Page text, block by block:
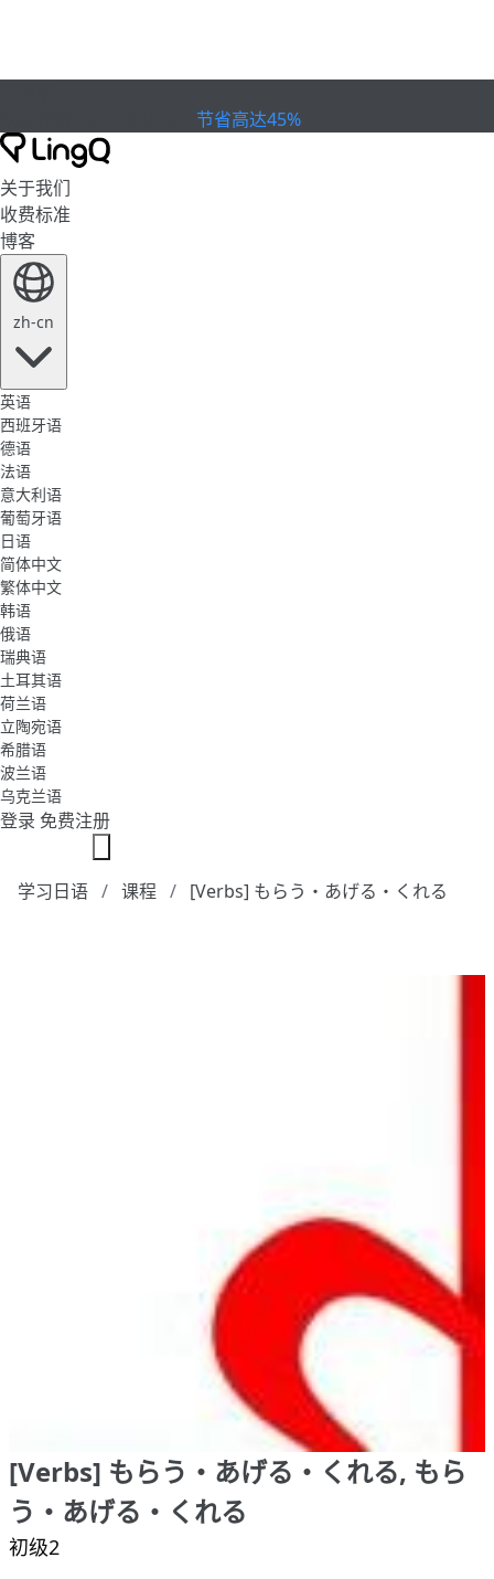
节省高达45%
关于我们
收费标准
博客
zh-cn
英语
西班牙语
德语
法语
意大利语
葡萄牙语
日语
简体中文
繁体中文
韩语
俄语
瑞典语
土耳其语
荷兰语
立陶宛语
希腊语
波兰语
乌克兰语
登录 免费注册
学习日语 课程 [Verbs] もらう・あげる・くれる
[Verbs] もらう・あげる・くれる, もら
う・あげる・くれる
初级2